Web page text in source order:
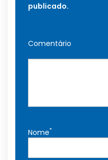
publicado.
Comentário
Nome*